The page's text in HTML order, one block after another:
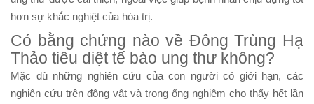
hơn sự khắc nghiệt của hóa trị.
Có bằng chứng nào về Đông Trùng Hạ
Thảo tiêu diệt tế bào ung thư không?
Mặc dù những nghiên cứu của con người có giới hạn, các
nghiên cứu trên động vật và trong ống nghiệm cho thấy hết lần